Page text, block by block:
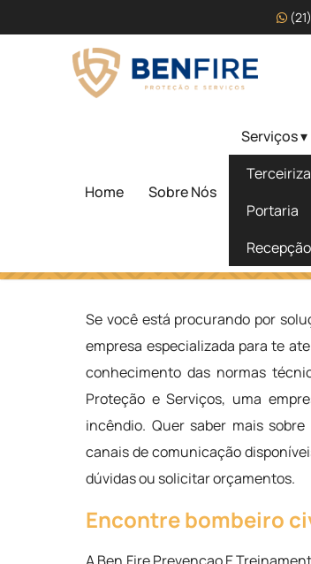
Home Sobre Nós
Serviços ▾
Portaria
Recepção
Bombeiro Civil
Mateus - SP
Bombeiro Civil
Se você está procurando por
empresa especializada para te
conhecimento das normas
Proteção e Serviços, uma
incêndio. Quer saber mais
canais de comunicação
dúvidas ou solicitar orçamentos.
Encontre bombeiro